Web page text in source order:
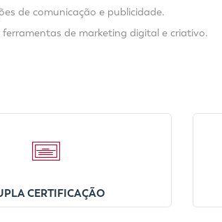
de comunicação e publicidade.
de marketing digital e criativo.
CERTIFICAÇÃO